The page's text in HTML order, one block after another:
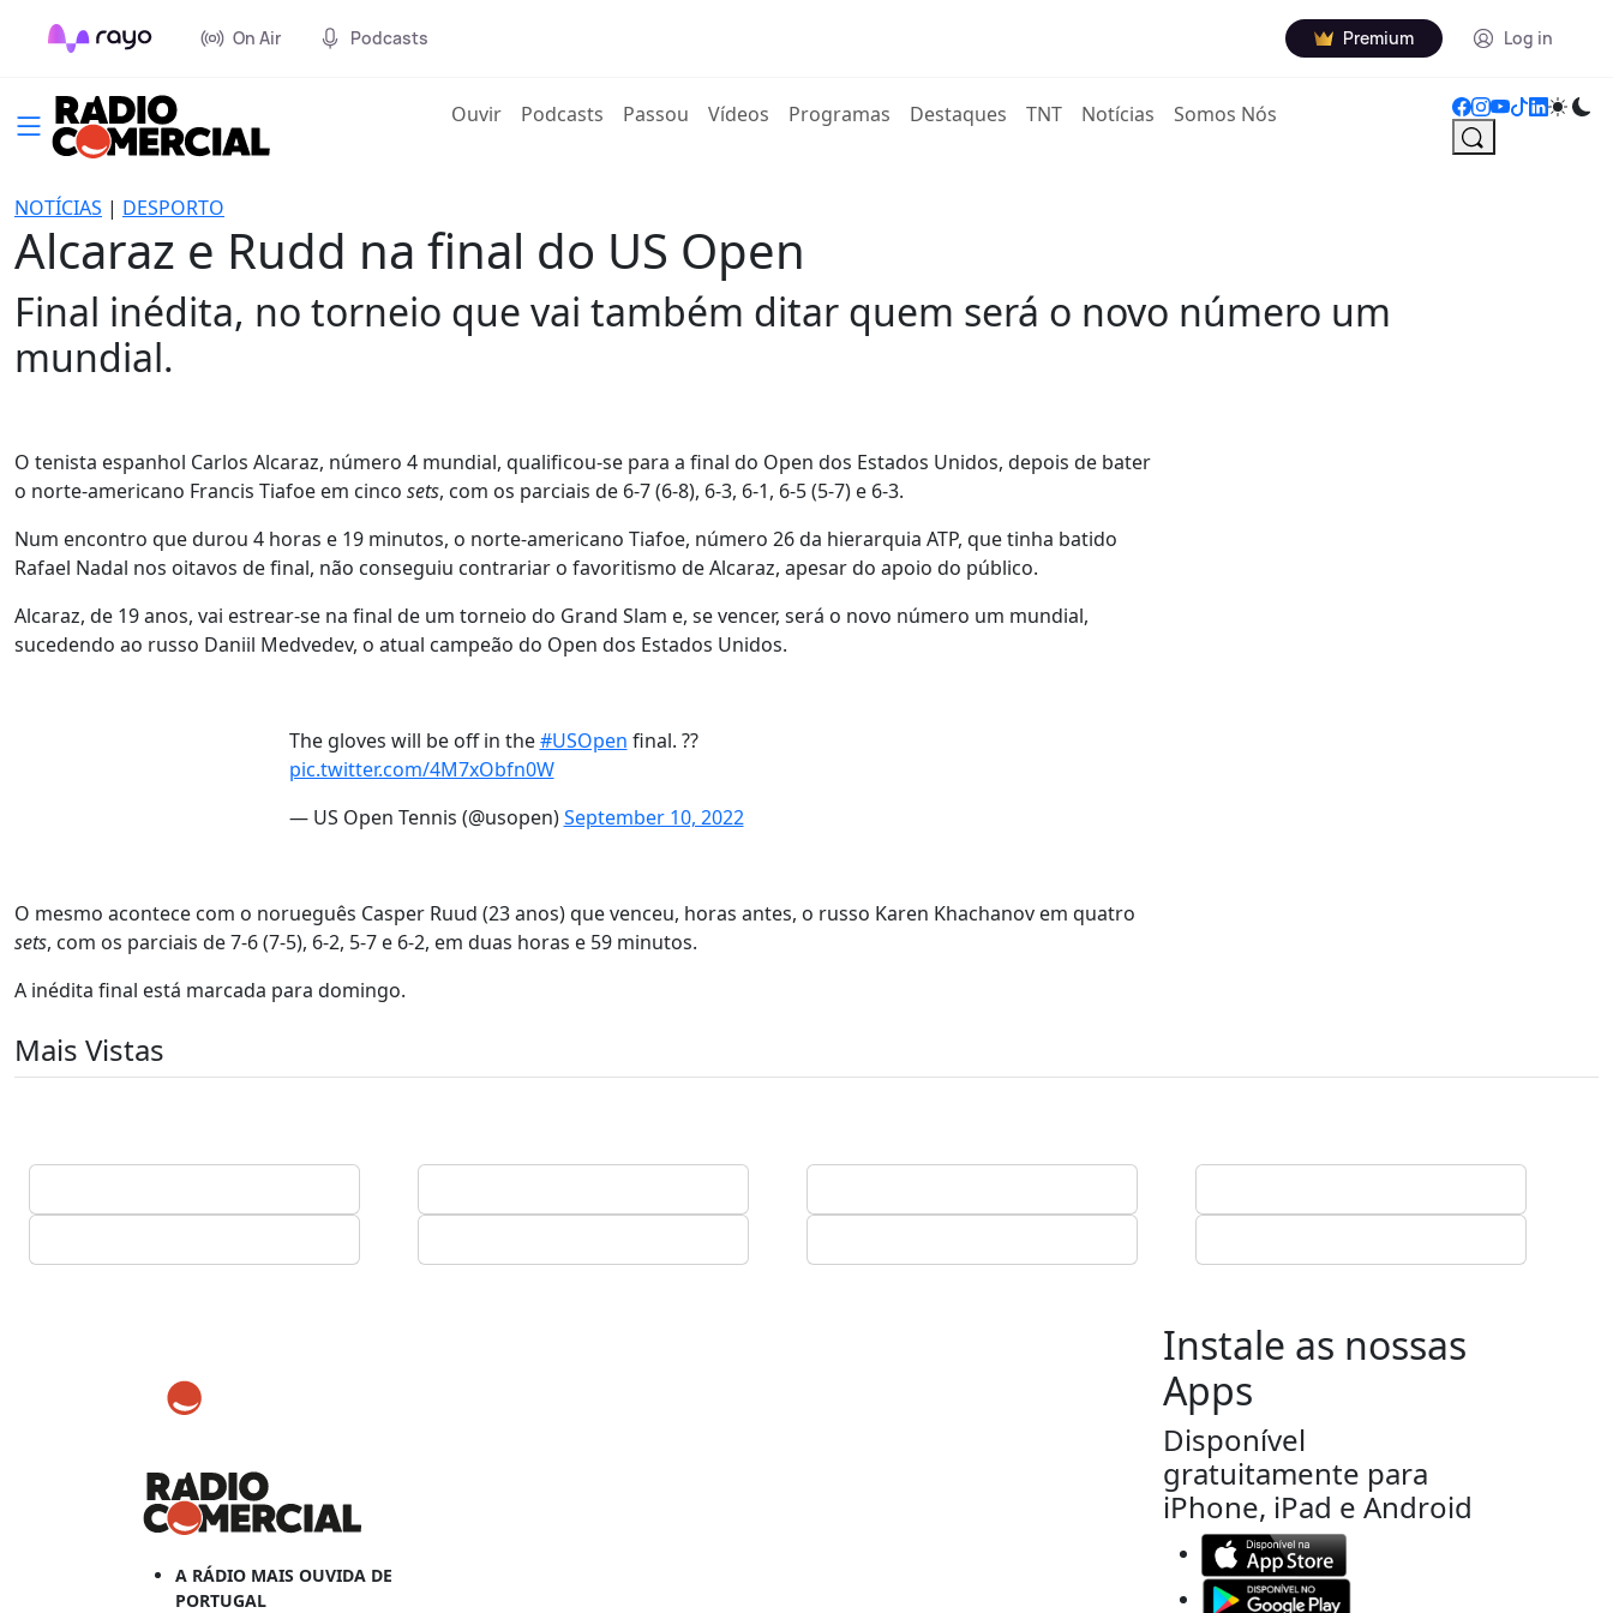
On Air Podcasts Premium Log in
Ouvir(current)
Podcasts Passou Vídeos Programas Destaques TNT Notícias Somos Nós
NOTÍCIAS | DESPORTO
Alcaraz e Rudd na final do US Open
Final inédita, no torneio que vai também ditar quem será o novo número um
mundial.
O tenista espanhol Carlos Alcaraz, número 4 mundial, qualificou-se para a final do Open dos Estados Unidos, depois de bater
o norte-americano Francis Tiafoe em cinco sets, com os parciais de 6-7 (6-8), 6-3, 6-1, 6-5 (5-7) e 6-3.
Num encontro que durou 4 horas e 19 minutos, o norte-americano Tiafoe, número 26 da hierarquia ATP, que tinha batido
Rafael Nadal nos oitavos de final, não conseguiu contrariar o favoritismo de Alcaraz, apesar do apoio do público.
Alcaraz, de 19 anos, vai estrear-se na final de um torneio do Grand Slam e, se vencer, será o novo número um mundial,
sucedendo ao russo Daniil Medvedev, o atual campeão do Open dos Estados Unidos.
The gloves will be off in the#USOpen final. ??
pic.twitter.com/4M7xObfn0W
— US Open Tennis (@usopen)September 10, 2022
O mesmo acontece com o norueguês Casper Ruud (23 anos) que venceu, horas antes, o russo Karen Khachanov em quatro
sets, com os parciais de 7-6 (7-5), 6-2, 5-7 e 6-2, em duas horas e 59 minutos.
A inédita final está marcada para domingo.
Mais Vistas
A RÁDIO MAIS OUVIDA DE
PORTUGAL
Instale as nossas
Apps
Disponível
gratuitamente para
iPhone, iPad e Android